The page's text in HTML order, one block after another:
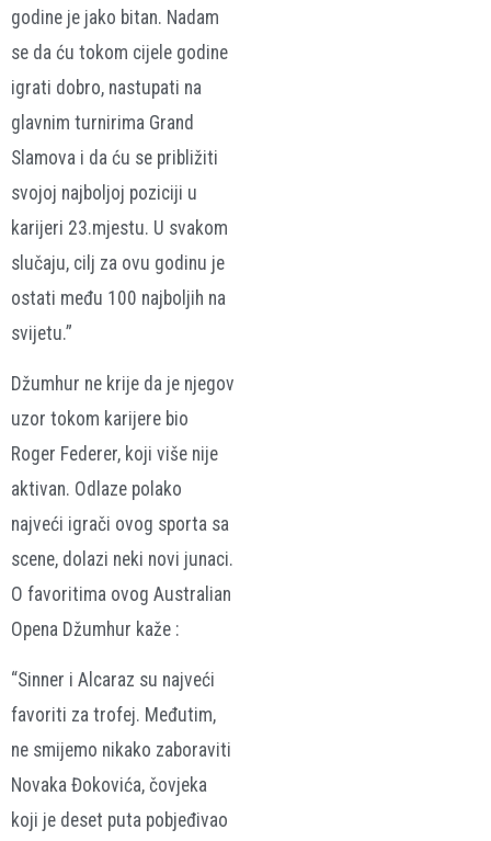
godine je jako bitan. Nadam
se da ću tokom cijele godine
igrati dobro, nastupati na
glavnim turnirima Grand
Slamova i da ću se približiti
svojoj najboljoj poziciji u
karijeri 23.mjestu. U svakom
slučaju, cilj za ovu godinu je
ostati među 100 najboljih na
svijetu.”
Džumhur ne krije da je njegov
uzor tokom karijere bio
Roger Federer, koji više nije
aktivan. Odlaze polako
najveći igrači ovog sporta sa
scene, dolazi neki novi junaci.
O favoritima ovog Australian
Opena Džumhur kaže :
“Sinner i Alcaraz su najveći
favoriti za trofej. Međutim,
ne smijemo nikako zaboraviti
Novaka Đokovića, čovjeka
koji je deset puta pobjeđivao